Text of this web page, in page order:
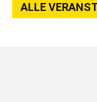
ALLE